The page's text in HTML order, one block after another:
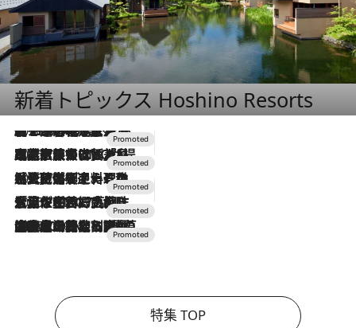
新着トピックス Hoshino Resorts
2026.8.7
【トンボの足水浴】ヒノキの香りに包まれて涼感マックス！約13℃の湧水かけ流しを避暑地「星野温泉 トンボの湯」で体験
2026.7.31
【ホテル帰省】という選択肢をOMOが提案。家族とほどよい距離を保つには「昼は実家、夜は気兼ねなくホテルで！」
2026.7.24
【夏限定ディナーコース】旬を迎える稚鮎や花ズッキーニなどをイタリア・トスカーナの郷土料理の手法で満喫！
2026.7.17
「土佐和ハーブかき氷」がOMO7高知に登場！生姜、山椒、大葉など目にも舌にも涼を呼ぶ郷土の味
2026.7.10
NEW OPEN！【界 草津】名湯の地に誕生。趣の異なる2種の温泉と上州ならではの会席・蕎麦割烹など美食を味わう究極の癒やし旅
特集 TOP